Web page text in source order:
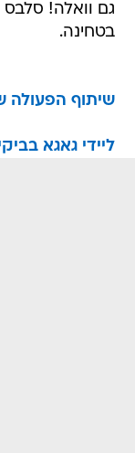
גם וואלה!
בטחינה.
שיתוף הפעולה
ליידי גאגא